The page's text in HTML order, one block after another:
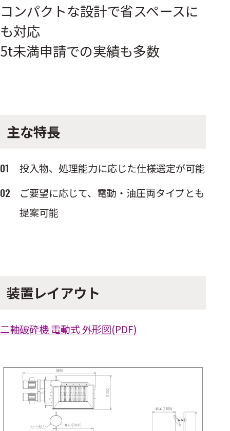
コンパクトな設計で省スペースに
も対応
5t未満申請での実績も多数
主な特長
投入物、処理能力に応じた仕様選定が可能
ご要望に応じて、電動・油圧両タイプとも
提案可能
装置レイアウト
二軸破砕機 電動式 外形図(PDF)